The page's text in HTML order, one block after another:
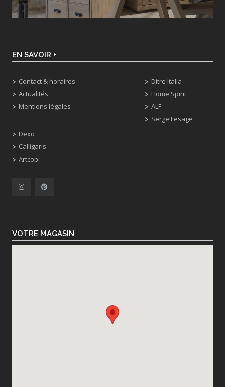
EN SAVOIR +
Contact & horaires
Actualités
Mentions légales
Dexo
Calligaris
Artcopi
Ditre Italia
Home Spirit
ALF
Serge Lesage
VOTRE MAGASIN